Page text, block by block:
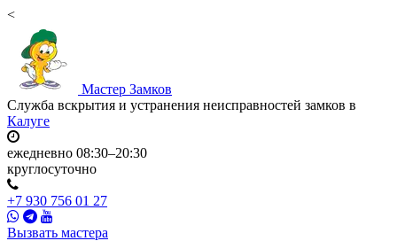
<
Мастер Замков
Служба вскрытия и устранения неисправностей замков в
Калуге
ежедневно 08:30–20:30
круглосуточно
+7 930 756 01 27
Вызвать мастера